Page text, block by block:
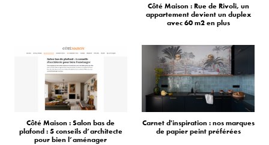
Côté Maison : Rue de Rivoli, un
appartement devient un duplex
avec 60 m2 en plus
Côté Maison : Salon bas de
plafond : 5 conseils d’architecte
pour bien l’aménager
Carnet d'inspiration : nos marques
de papier peint préférées